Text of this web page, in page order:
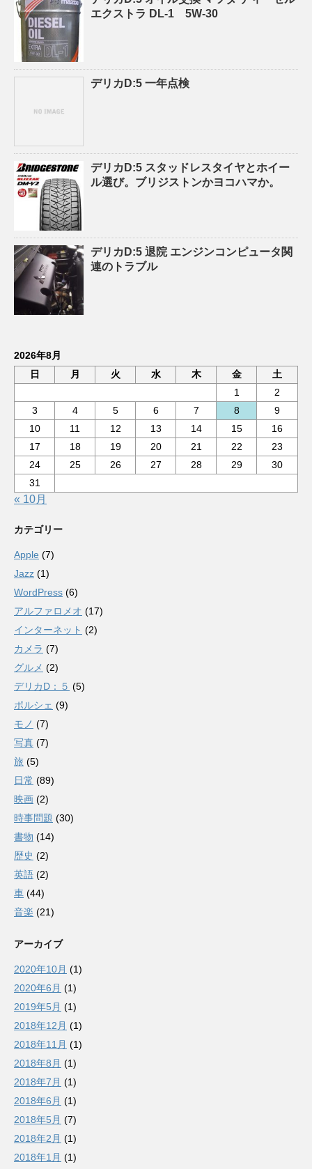
エクストラ DL-1 5W-30
デリカD:5 一年点検
デリカD:5 スタッドレスタイヤとホイー
ル選び。ブリジストンかヨコハマか。
デリカD:5 退院 エンジンコンピュータ関
連のトラブル
2026年8月
日
月 火 水 木 金
土
1
2
3
4 5 6 7 8
9
10
11 12 13 14 15
16
17
18 19 20 21 22
23
24
25 26 27 28 29
30
31
« 10月
カテゴリー
Apple (7)
Jazz (1)
WordPress (6)
アルファロメオ (17)
インターネット (2)
カメラ (7)
グルメ (2)
デリカD：５ (5)
ポルシェ (9)
モノ (7)
写真 (7)
旅 (5)
日常 (89)
映画 (2)
時事問題 (30)
書物 (14)
歴史 (2)
英語 (2)
車 (44)
音楽 (21)
アーカイブ
2020年10月 (1)
2020年6月 (1)
2019年5月 (1)
2018年12月 (1)
2018年11月 (1)
2018年8月 (1)
2018年7月 (1)
2018年6月 (1)
2018年5月 (7)
2018年2月 (1)
2018年1月 (1)